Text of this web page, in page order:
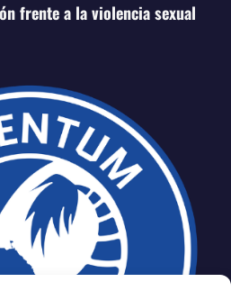
frente a la violencia sexual